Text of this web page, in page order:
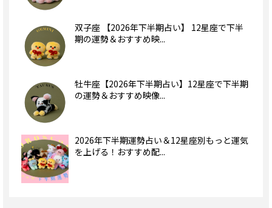
双子座 【2026年下半期占い】 12星座で下半
期の運勢＆おすすめ映...
牡牛座【2026年下半期占い】12星座で下半期
の運勢＆おすすめ映像...
2026年下半期運勢占い＆12星座別もっと運気
を上げる！おすすめ配...